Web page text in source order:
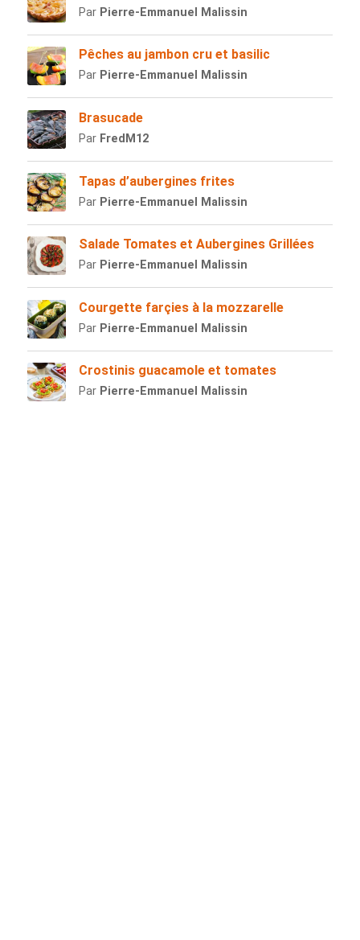
Par Pierre-Emmanuel Malissin
Pêches au jambon cru et basilic
Par Pierre-Emmanuel Malissin
Brasucade
Par FredM12
Tapas d’aubergines frites
Par Pierre-Emmanuel Malissin
Salade Tomates et Aubergines Grillées
Par Pierre-Emmanuel Malissin
Courgette farçies à la mozzarelle
Par Pierre-Emmanuel Malissin
Crostinis guacamole et tomates
Par Pierre-Emmanuel Malissin